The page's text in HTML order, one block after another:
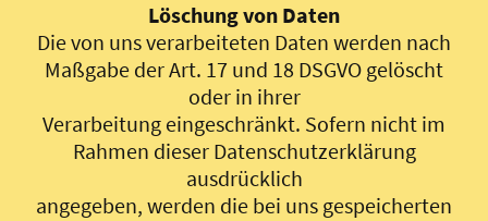
Löschung von Daten
Die von uns verarbeiteten Daten werden nach
Maßgabe der Art. 17 und 18 DSGVO gelöscht
oder in ihrer
Verarbeitung eingeschränkt. Sofern nicht im
Rahmen dieser Datenschutzerklärung
ausdrücklich
angegeben, werden die bei uns gespeicherten